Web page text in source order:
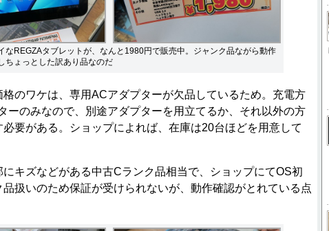
なREGZAタブレットが、なんと1980円で販売中。ジャンク品ながら動作
ちょっとした訳あり品なのだ
のワケは、専用ACアダプターが欠品しているため。充電方
ーのみなので、別途アダプターを用立てるか、それ以外の方
要がある。ショップによれば、在庫は20台ほどを用意して
キズなどがある中古Cランク品相当で、ショップにてOS初
扱いのため保証が受けられないが、動作確認がとれている点